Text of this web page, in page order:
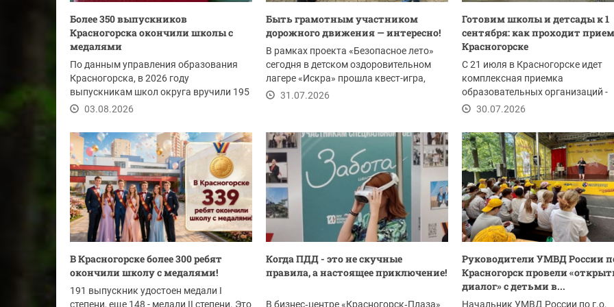
Более 350 выпускников
Красногорска окончили школы с
медалями
По данным управления образования
Красногорска, в 2026 году
выпускникам школ округа вручили 195
золотых и 158...
03.08.2026
Быть грамотным участником
дорожного движения — интересно!
В рамках проекта «Безопасное лето»
сегодня в детском оздоровительном
лагере «Искра» прошла квест-игра,
организованная...
31.07.2026
Готовим школы и детсады к 1
сентября: как проходит
Красногорске
С 21 июля в Красногорске идет
комплексная приемка
образовательных организаций -
комиссия проверяет готовность
30.07.2026
В Красногорске более 300 ребят
окончили школу с медалями!
191 выпускник удостоен медали I
степени, еще 148 - медали II степени. Это
Когда ПДД - это не скучные
правила, а настоящее приключение!
В бизнес‑центре «Красногорск‑Плаза»
Руководители УМВД России
Красногорск провели
диалог» с детьми в...
Начальник УМВД России по г.о.